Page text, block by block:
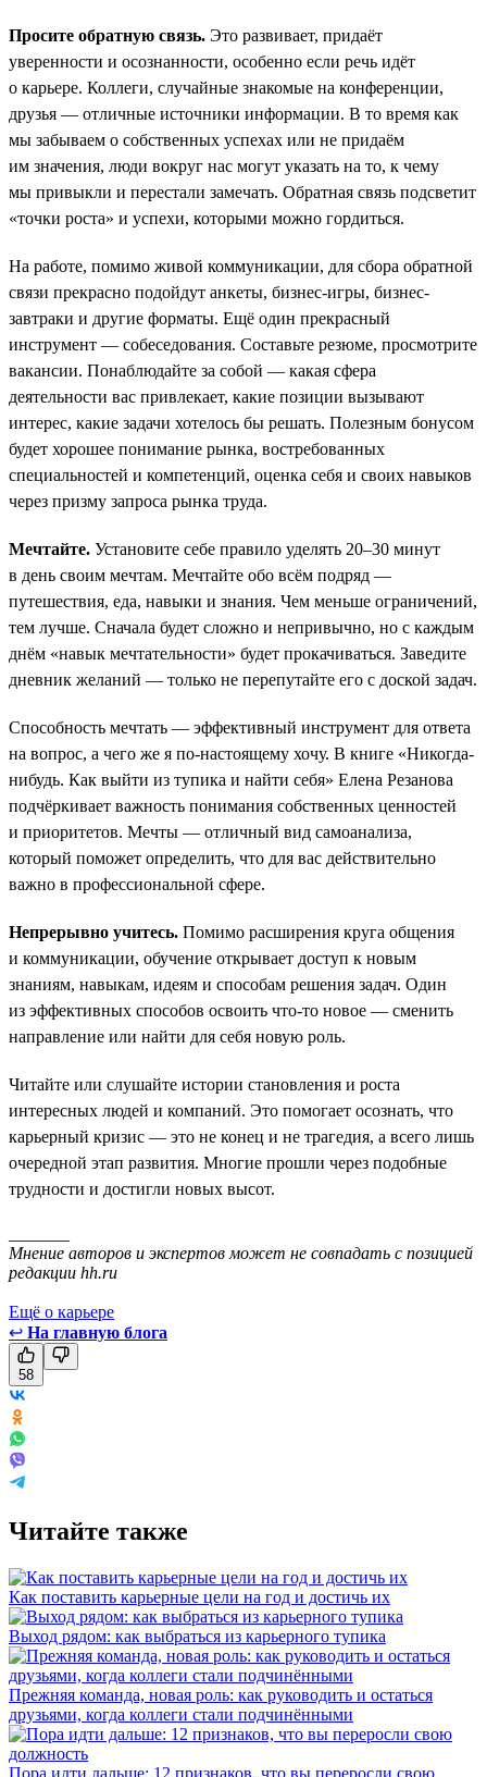
Просите обратную связь. Это развивает, придаёт
уверенности и осознанности, особенно если речь идёт
о карьере. Коллеги, случайные знакомые на конференции,
друзья — отличные источники информации. В то время как
мы забываем о собственных успехах или не придаём
им значения, люди вокруг нас могут указать на то, к чему
мы привыкли и перестали замечать. Обратная связь подсветит
«точки роста» и успехи, которыми можно гордиться.
На работе, помимо живой коммуникации, для сбора обратной
связи прекрасно подойдут анкеты, бизнес-игры, бизнес-
завтраки и другие форматы. Ещё один прекрасный
инструмент — собеседования. Составьте резюме, просмотрите
вакансии. Понаблюдайте за собой — какая сфера
деятельности вас привлекает, какие позиции вызывают
интерес, какие задачи хотелось бы решать. Полезным бонусом
будет хорошее понимание рынка, востребованных
специальностей и компетенций, оценка себя и своих навыков
через призму запроса рынка труда.
Мечтайте. Установите себе правило уделять 20–30 минут
в день своим мечтам. Мечтайте обо всём подряд —
путешествия, еда, навыки и знания. Чем меньше ограничений,
тем лучше. Сначала будет сложно и непривычно, но с каждым
днём «навык мечтательности» будет прокачиваться. Заведите
дневник желаний — только не перепутайте его с доской задач.
Способность мечтать — эффективный инструмент для ответа
на вопрос, а чего же я по-настоящему хочу. В книге «Никогда-
нибудь. Как выйти из тупика и найти себя» Елена Резанова
подчёркивает важность понимания собственных ценностей
и приоритетов. Мечты — отличный вид самоанализа,
который поможет определить, что для вас действительно
важно в профессиональной сфере.
Непрерывно учитесь. Помимо расширения круга общения
и коммуникации, обучение открывает доступ к новым
знаниям, навыкам, идеям и способам решения задач. Один
из эффективных способов освоить что-то новое — сменить
направление или найти для себя новую роль.
Читайте или слушайте истории становления и роста
интересных людей и компаний. Это помогает осознать, что
карьерный кризис — это не конец и не трагедия, а всего лишь
очередной этап развития. Многие прошли через подобные
трудности и достигли новых высот.
Мнение авторов и экспертов может не совпадать с позицией
редакции hh.ru
Ещё о карьере
↩ На главную блога
58
Читайте также
Как поставить карьерные цели на год и достичь их
Выход рядом: как выбраться из карьерного тупика
Прежняя команда, новая роль: как руководить и остаться
друзьями, когда коллеги стали подчинёнными
Пора идти дальше: 12 признаков, что вы переросли свою